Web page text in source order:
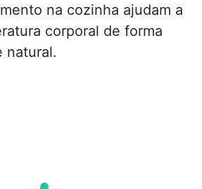
na cozinha ajudam a
corporal de forma
natural.